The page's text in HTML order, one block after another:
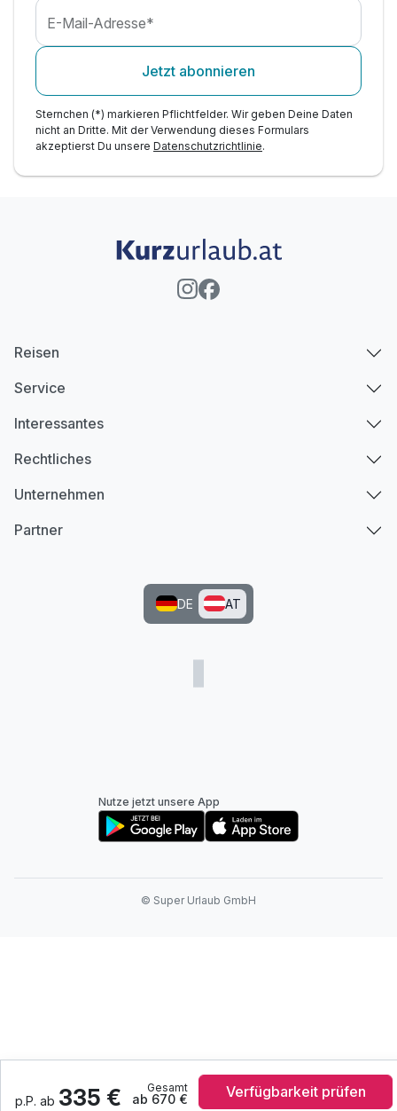
p.P. ab 335 € Gesamt
ab 670 € Verfügbarkeit prüfen
Für 4 Tage 497,00 €
E-Mail-Adresse*
Jetzt abonnieren
Sternchen (*) markieren Pflichtfelder. Wir geben Deine Daten
nicht an Dritte. Mit der Verwendung dieses Formulars
akzeptierst Du unsere Datenschutzrichtlinie.
Reisen
Service
Interessantes
Rechtliches
Unternehmen
Partner
DE AT
Nutze jetzt unsere App
© Super Urlaub GmbH